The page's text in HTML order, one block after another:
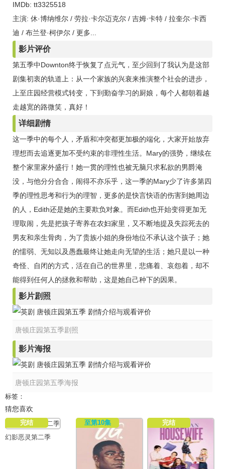
IMDb: tt3325518
主演: 休·博纳维尔 / 劳拉·卡尔迈克尔 / 吉姆·卡特 / 拉奎尔·卡西
迪 / 布兰登·柯伊尔 / 更多...
影片评价
第五季中Downton终于恢复了点元气，至少回到了我认为是这部
剧集初衷的轨道上：从一个家族的兴衰来推演整个社会的进步，
上至庄园经营模式转变，下到勤奋学习的厨娘，每个人都朝着越
走越宽的路微笑，真好！
详细剧情
这一季中的每个人，矛盾和冲突都更加极的端化，大家开始放弃
理想而去追逐更加不受约束的非理性生活。Mary的强势，继续在
整个家里家外盛行！她一贯的理性也被无脑只求私欲的男爵淹
没，与他分分合合，闹得不亦乐乎，这一季的Mary少了许多第四
季的理性思考和行为的理智，更多的是快言快语的伤害到她周边
的人，Edith还是她的主要欺负对象。而Edith也开始变得更加无
理取闹，先是把孩子寄养在农妇家里，又不断地提及失踪死去的
男友和亲生骨肉，为了贵族小姐的身份地位不承认这个孩子；她
的懦弱、无知以及愚蠢最终让她走向无望的生活；她只是以一种
奇怪、自闭的方式，活在自己的世界里，悲痛着、哀怨着，却不
能得到任何人的拯救和帮助，这是她自己种下的因果。
影片剧照
唐顿庄园第五季剧照
影片海报
唐顿庄园第五季海报
标签：
猜您喜欢
完结
幻影恶灵第二季
至第10集 完结